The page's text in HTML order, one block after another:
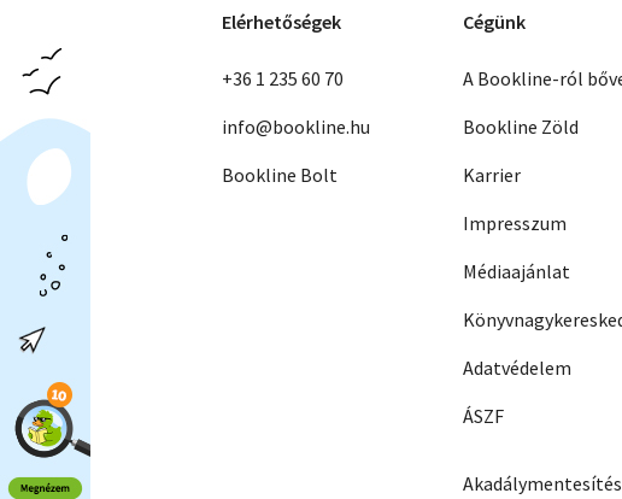
Elérhetőségek
+36 1 235 60 70
info@bookline.hu
Bookline Bolt
Cégünk
A Bookline-ról
Bookline Zöld
Karrier
Impresszum
Médiaajánlat
Adatvédelem
ÁSZF